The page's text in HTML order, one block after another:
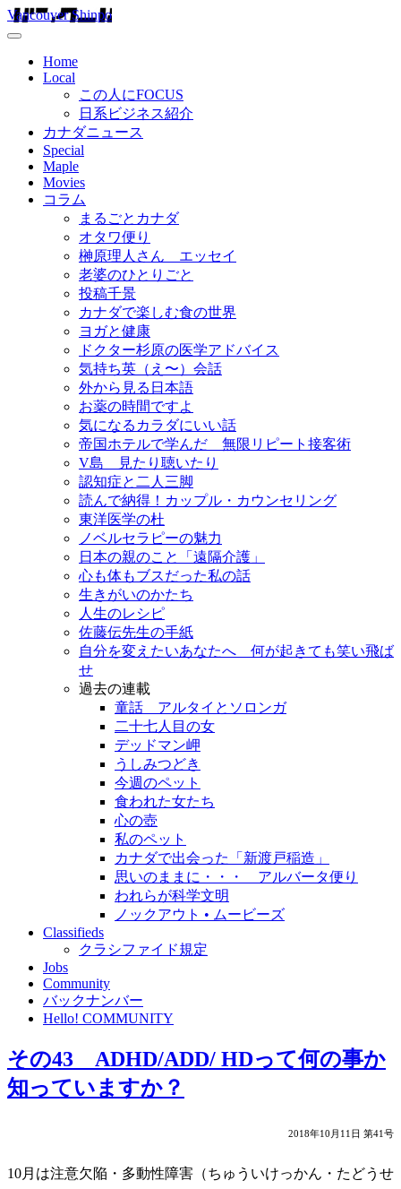
Vancouver Shinpo
Home
Local
この人にFOCUS
日系ビジネス紹介
カナダニュース
Special
Maple
Movies
コラム
まるごとカナダ
オタワ便り
榊原理人さん エッセイ
老婆のひとりごと
投稿千景
カナダで楽しむ食の世界
ヨガと健康
ドクター杉原の医学アドバイス
気持ち英（え〜）会話
外から見る日本語
お薬の時間ですよ
気になるカラダにいい話
帝国ホテルで学んだ 無限リピート接客術
V島 見たり聴いたり
認知症と二人三脚
読んで納得！カップル・カウンセリング
東洋医学の杜
ノベルセラピーの魅力
日本の親のこと「遠隔介護」
心も体もブスだった私の話
生きがいのかたち
人生のレシピ
佐藤伝先生の手紙
自分を変えたいあなたへ 何が起きても笑い飛ば
せ
過去の連載
童話 アルタイとソロンガ
二十七人目の女
デッドマン岬
うしみつどき
今週のペット
食われた女たち
心の壺
私のペット
カナダで出会った「新渡戸稲造」
思いのままに・・・ アルバータ便り
われらが科学文明
ノックアウト • ムービーズ
Classifieds
クラシファイド規定
Jobs
Community
バックナンバー
Hello! COMMUNITY
その43 ADHD/ADD/ HDって何の事か
知っていますか？
2018年10月11日 第41号
10月は注意欠陥・多動性障害（ちゅういけっかん・たどうせ